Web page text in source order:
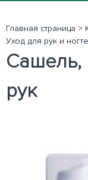
Главная страница >
Уход для рук и
рук